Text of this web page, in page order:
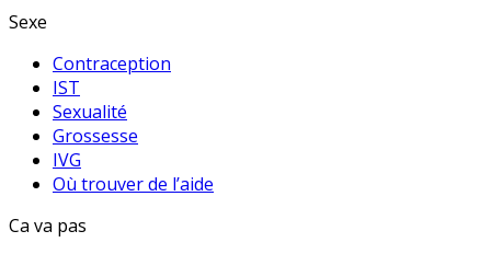
Sexe
Contraception
IST
Sexualité
Grossesse
IVG
Où trouver de l’aide
Ca va pas